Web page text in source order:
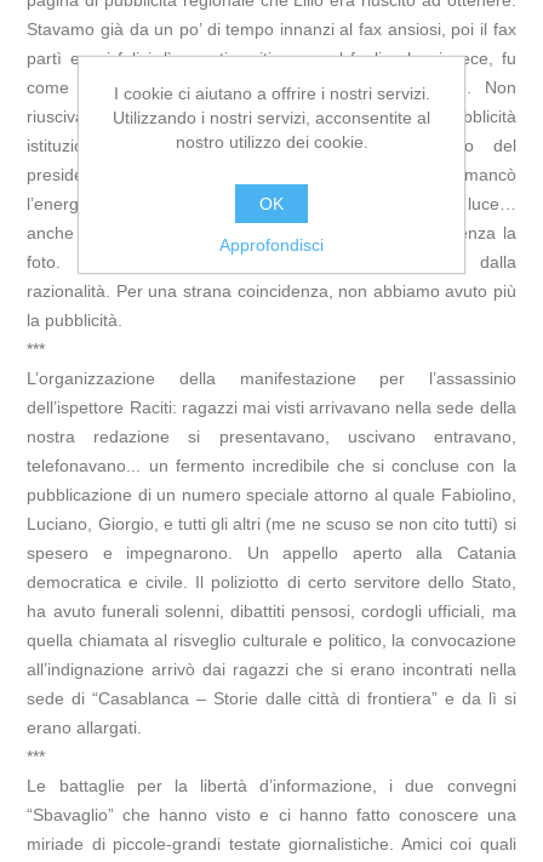
Stavamo già da un po’ di tempo innanzi al fax ansiosi, poi il fax
partì e noi felici, lì, pronti a ritirare quel foglio che, invece, fu
come una doccia fredda. Non riuscivamo a capire. Non
riuscivamo a parlare. Nessuno ci aveva detto che la pubblicità
istituzionale prevedeva la pubblicazione della foto del
presidente. Una tempesta di sentimenti, nel frattempo mancò
l’energia elettrica e restammo al buio, poi ritornò la luce…
anche per noi. Decidemmo di pubblicare la pubblicità senza la
foto. Un momento di profonda purezza superato dalla
razionalità. Per una strana coincidenza, non abbiamo avuto più
la pubblicità.
***
L’organizzazione della manifestazione per l’assassinio
dell’ispettore Raciti: ragazzi mai visti arrivavano nella sede della
nostra redazione si presentavano, uscivano entravano,
telefonavano... un fermento incredibile che si concluse con la
pubblicazione di un numero speciale attorno al quale Fabiolino,
Luciano, Giorgio, e tutti gli altri (me ne scuso se non cito tutti) si
spesero e impegnarono. Un appello aperto alla Catania
democratica e civile. Il poliziotto di certo servitore dello Stato,
ha avuto funerali solenni, dibattiti pensosi, cordogli ufficiali, ma
quella chiamata al risveglio culturale e politico, la convocazione
all’indignazione arrivò dai ragazzi che si erano incontrati nella
sede di “Casablanca – Storie dalle città di frontiera” e da lì si
erano allargati.
***
Le battaglie per la libertà d’informazione, i due convegni
“Sbavaglio” che hanno visto e ci hanno fatto conoscere una
miriade di piccole-grandi testate giornalistiche. Amici coi quali
I cookie ci aiutano a offrire i nostri servizi.
Utilizzando i nostri servizi, acconsentite al
nostro utilizzo dei cookie.
OK
Approfondisci